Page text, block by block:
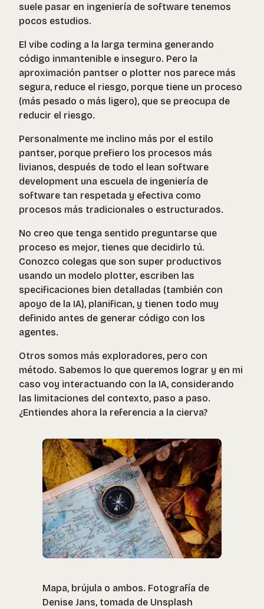
suele pasar en ingeniería de software tenemos
pocos estudios.
El vibe coding a la larga termina generando
código inmantenible e inseguro. Pero la
aproximación pantser o plotter nos parece más
segura, reduce el riesgo, porque tiene un proceso
(más pesado o más ligero), que se preocupa de
reducir el riesgo.
Personalmente me inclino más por el estilo
pantser, porque prefiero los procesos más
livianos, después de todo el lean software
development una escuela de ingeniería de
software tan respetada y efectiva como
procesos más tradicionales o estructurados.
No creo que tenga sentido preguntarse que
proceso es mejor, tienes que decidirlo tú.
Conozco colegas que son super productivos
usando un modelo plotter, escriben las
specificaciones bien detalladas (también con
apoyo de la IA), planifican, y tienen todo muy
definido antes de generar código con los
agentes.
Otros somos más exploradores, pero con
método. Sabemos lo que queremos lograr y en mi
caso voy interactuando con la IA, considerando
las limitaciones del contexto, paso a paso.
¿Entiendes ahora la referencia a la cierva?
Mapa, brújula o ambos. Fotografía de
Denise Jans, tomada de Unsplash